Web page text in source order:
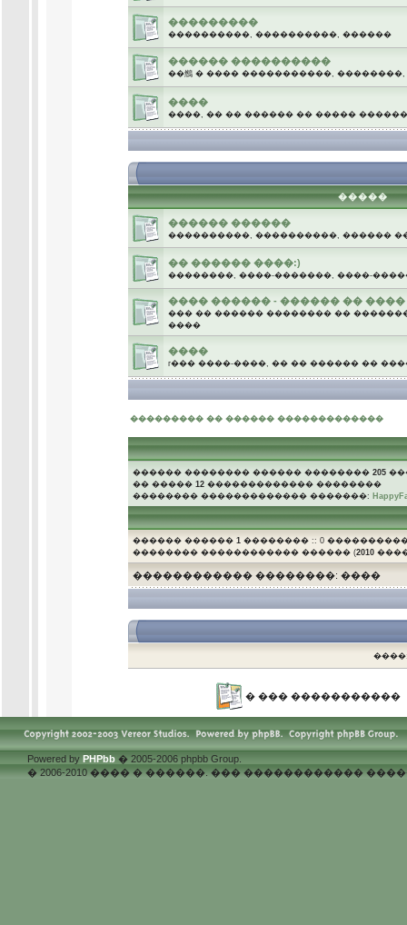
���������
����������, ����������, ������
������ ����������
��䳿 � ���� �����������,
����
����, �� �� ������ �� ����� ������
�����
������ ������
����������, ����������, ������
�� ������ ����:)
��������, ����-�������, ����-
���� ������ - ������ �� ����
��� �� ������ �������� ��
����
����
г��� ����-����, �� �� ������ ��
��������� �� ������ �������������
������ �������� ������ �������� 205
�� ����� 12 ������������� ��������
�������� ������������� �������:
������ ������ 1 �������� :: 0
�������� ������������ ������ (2010
������������ ��������: ����
� ��� �����������
Powered by PHPbb � 2005-2006 phpbb Group.
� 2006-2010 ���� � ������. ��� ������������